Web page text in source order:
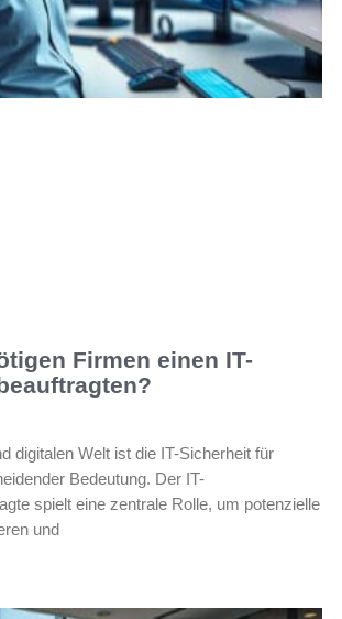
Firmen einen IT-
digitalen Welt ist die IT-Sicherheit für
Bedeutung. Der IT-
spielt eine zentrale Rolle, um potenzielle
und